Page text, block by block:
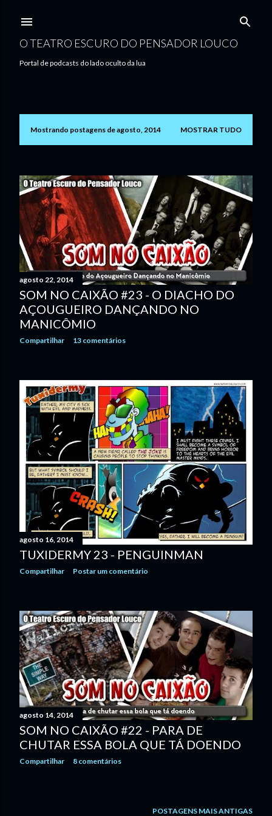
O TEATRO ESCURO DO PENSADOR LOUCO
Portal de podcasts do lado oculto da lua
P
s
t
a
g
e
n
s
Mostrando postagens de agosto, 2014 MOSTRAR TUDO
agosto 22, 2014
SOM NO CAIXÃO #23 - O DIACHO DO
AÇOUGUEIRO DANÇANDO NO
MANICÔMIO
Compartilhar 13 comentários
agosto 16, 2014
TUXIDERMY 23 - PENGUINMAN
Compartilhar Postar um comentário
agosto 14, 2014
SOM NO CAIXÃO #22 - PARA DE
CHUTAR ESSA BOLA QUE TÁ DOENDO
Compartilhar 8 comentários
POSTAGENS MAIS ANTIGAS